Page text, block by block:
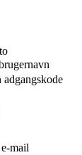
adgangskode
mail